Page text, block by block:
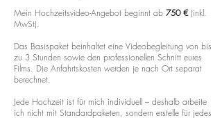
Mein Hochzeitsvideo-Angebot beginnt ab 750 € (inkl.
MwSt).
Das Basispaket beinhaltet eine Videobegleitung von bis
zu 3 Stunden sowie den professionellen Schnitt eures
Films. Die Anfahrtskosten werden je nach Ort separat
berechnet.
Jede Hochzeit ist für mich individuell – deshalb arbeite
ich nicht mit Standardpaketen, sondern erstelle für jedes